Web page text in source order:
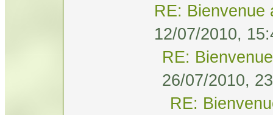
RE: Bienvenue
12/07/2010,
RE:
26/07/2010,
RE: